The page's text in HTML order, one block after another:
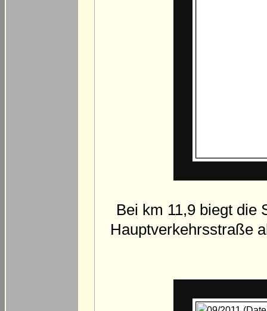
Bei km 11,9 biegt die
Hauptverkehrsstraße